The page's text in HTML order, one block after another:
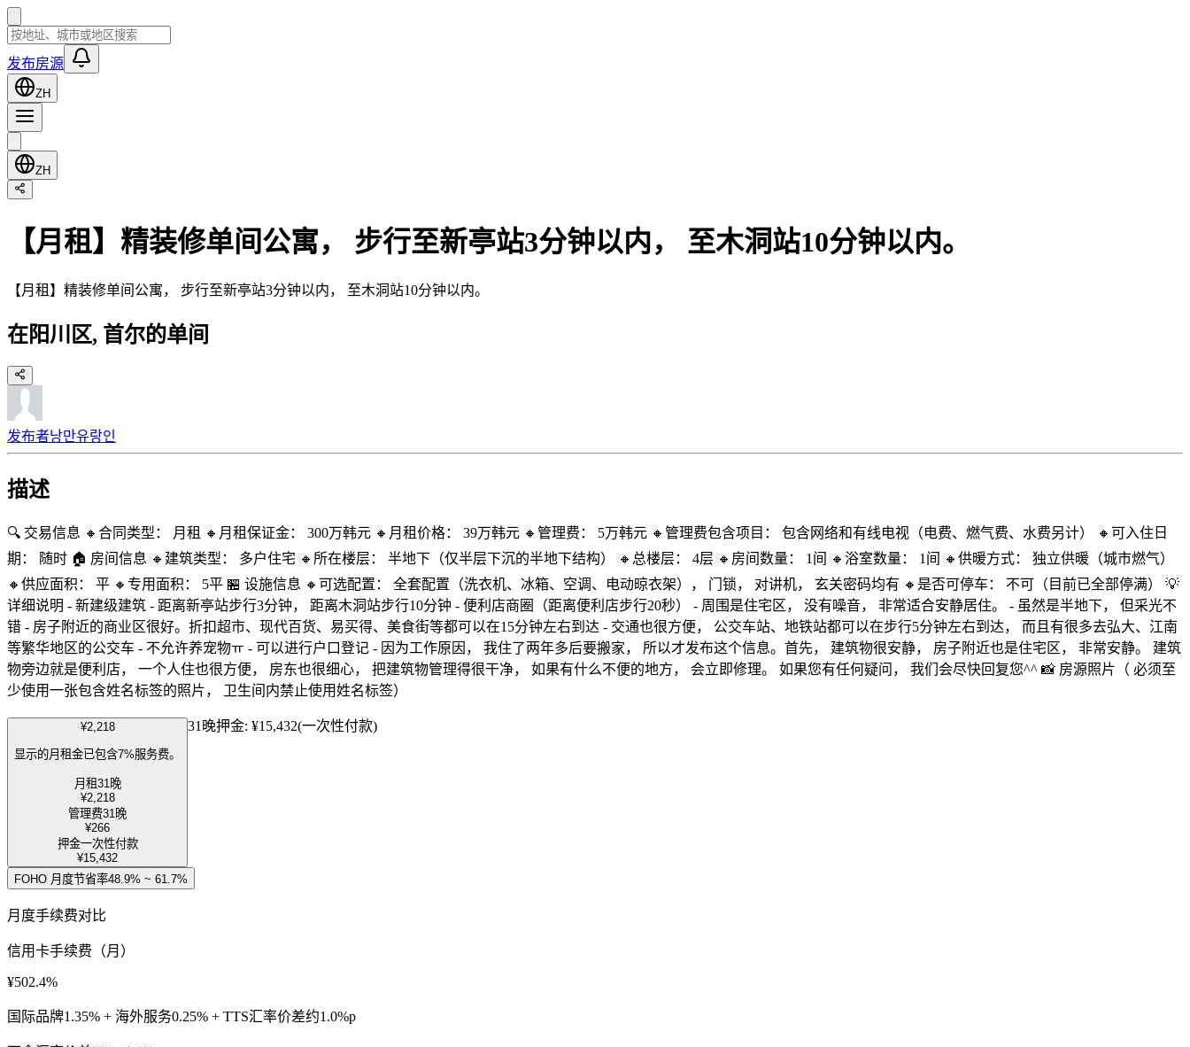
发布房源
ZH
ZH
【月租】精装修单间公寓， 步行至新亭站3分钟以内， 至木洞站10分钟以内。
【月租】精装修单间公寓， 步行至新亭站3分钟以内， 至木洞站10分钟以内。
在阳川区, 首尔的单间
发布者낭만유랑인
描述
🔍 交易信息 🔸合同类型： 月租 🔸月租保证金： 300万韩元 🔸月租价格： 39万韩元 🔸管理费： 5万韩元 🔸管理费包含项目： 包含网络和有线电视（电费、燃气费、水费另计） 🔸可入住日
期： 随时 🏠 房间信息 🔸建筑类型： 多户住宅 🔸所在楼层： 半地下（仅半层下沉的半地下结构） 🔸总楼层： 4层 🔸房间数量： 1间 🔸浴室数量： 1间 🔸供暖方式： 独立供暖（城市燃气）
🔸供应面积： 平 🔸专用面积： 5平 🏪 设施信息 🔸可选配置： 全套配置（洗衣机、冰箱、空调、电动晾衣架）， 门锁， 对讲机， 玄关密码均有 🔸是否可停车： 不可（目前已全部停满） 💡
详细说明 - 新建级建筑 - 距离新亭站步行3分钟， 距离木洞站步行10分钟 - 便利店商圈（距离便利店步行20秒） - 周围是住宅区， 没有噪音， 非常适合安静居住。 - 虽然是半地下， 但采光不
错 - 房子附近的商业区很好。折扣超市、现代百货、易买得、美食街等都可以在15分钟左右到达 - 交通也很方便， 公交车站、地铁站都可以在步行5分钟左右到达， 而且有很多去弘大、江南
等繁华地区的公交车 - 不允许养宠物ㅠ - 可以进行户口登记 - 因为工作原因， 我住了两年多后要搬家， 所以才发布这个信息。首先， 建筑物很安静， 房子附近也是住宅区， 非常安静。 建筑
物旁边就是便利店， 一个人住也很方便， 房东也很细心， 把建筑物管理得很干净， 如果有什么不便的地方， 会立即修理。 如果您有任何疑问， 我们会尽快回复您^^ 📸 房源照片（ 必须至
少使用一张包含姓名标签的照片， 卫生间内禁止使用姓名标签）
¥2,218
显示的月租金已包含7%服务费。
月租31晚
¥2,218
管理费31晚
¥266
押金一次性付款
¥15,432
31晚押金: ¥15,432(一次性付款)
FOHO 月度节省率48.9% ~ 61.7%
月度手续费对比
信用卡手续费（月）
¥502.4%
国际品牌1.35% + 海外服务0.25% + TTS汇率价差约1.0%p